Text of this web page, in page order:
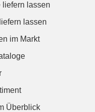
liefern lassen
lassen
im Markt
Überblick